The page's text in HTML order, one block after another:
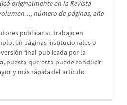
originalmente en la Revista
número de páginas, año
publicar su trabajo en
en páginas institucionales o
final publicada por la
, puesto que esto puede conducir
y más rápida del artículo